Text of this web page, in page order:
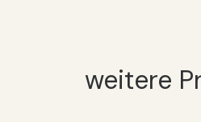
weitere